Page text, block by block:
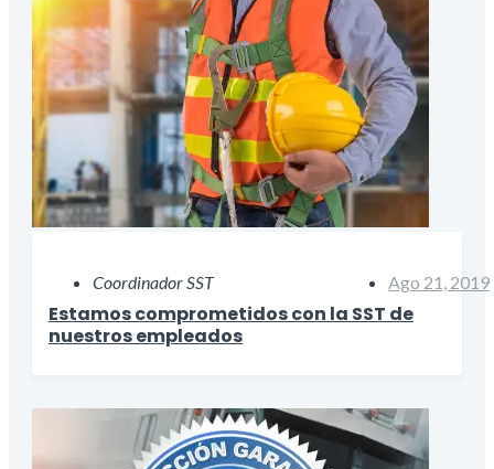
Coordinador SST Ago 21, 2019
Estamos comprometidos con la SST de
nuestros empleados